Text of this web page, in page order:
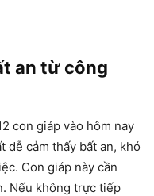
an từ công
con giáp vào hôm nay
dễ cảm thấy bất an, khó
Con giáp này cần
Nếu không trực tiếp